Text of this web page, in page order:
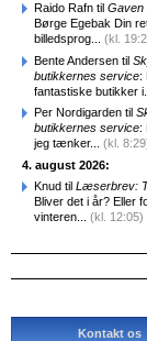
Raido Rafn til Gaven
Børge Egebak Din
billedsprog... (kl.
Bente Andersen til
butikkernes service:
fantastiske butikker
Per Nordigarden til
butikkernes service:
jeg tænker... (kl.
4. august 2026:
Knud til Læserbrev:
Bliver det i år? Eller
vinteren... (kl. 12:05)
Kontakt os